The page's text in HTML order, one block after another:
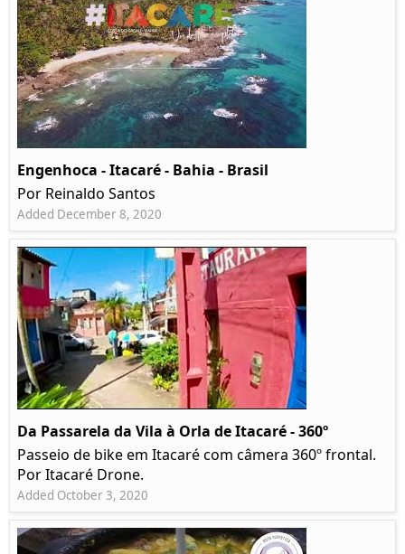
Engenhoca - Itacaré - Bahia - Brasil
Por Reinaldo Santos
Added December 8, 2020
Da Passarela da Vila à Orla de Itacaré - 360º
Passeio de bike em Itacaré com câmera 360º frontal.
Por Itacaré Drone.
Added October 3, 2020